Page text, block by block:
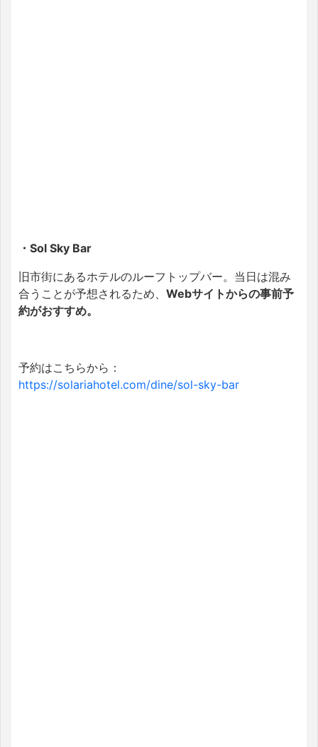
・Sol Sky Bar
旧市街にあるホテルのルーフトップバー。当日は混み
合うことが予想されるため、 Webサイトからの事前予
約がおすすめ。
予約はこちらから：
https://solariahotel.com/dine/sol-sky-bar